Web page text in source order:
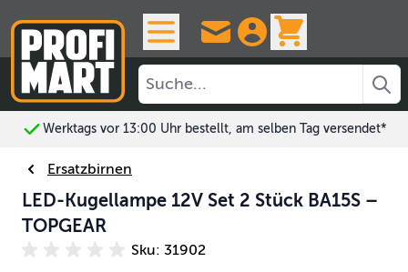
Werktags vor 13:00 Uhr bestellt, am selben Tag versendet*
Ersatzbirnen
LED-Kugellampe 12V Set 2 Stück BA15S –
TOPGEAR
Sku: 31902